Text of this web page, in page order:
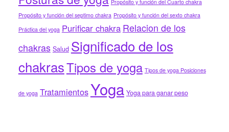
Propósito y función del Cuarto chakra
Propósito y función del septimo chakra Propósito y función del sexto chakra
Práctica del yoga Purificar chakra Relacion de los
chakras Salud Significado de los
chakrasTipos de yoga Tipos de yoga Posiciones
de yoga TratamientosYoga Yoga para ganar peso